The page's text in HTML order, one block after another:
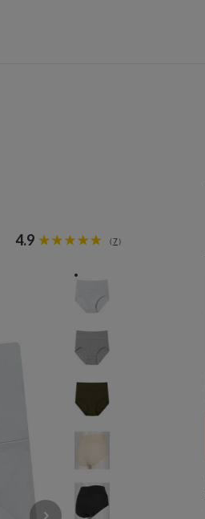
4.9
（7）